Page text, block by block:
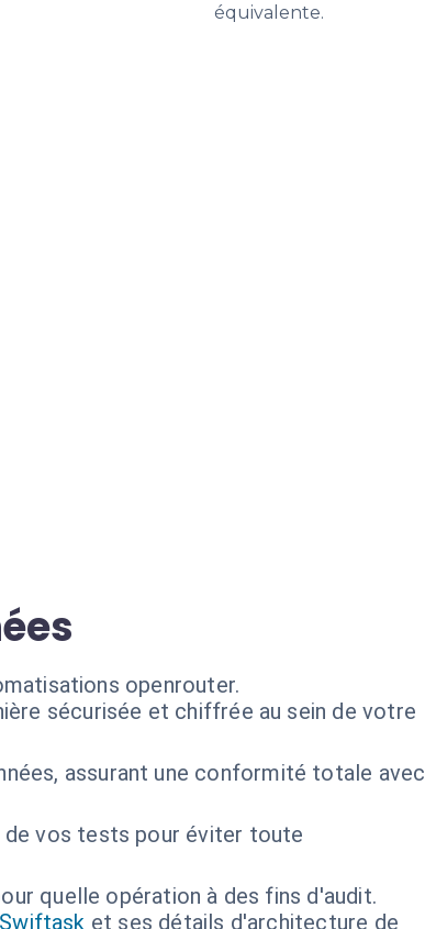
équivalente.
openrouter.
sécurisée et chiffrée au sein de votre
assurant une conformité totale avec
de vos tests pour éviter toute
quelle opération à des fins d'audit.
et ses détails d'architecture de